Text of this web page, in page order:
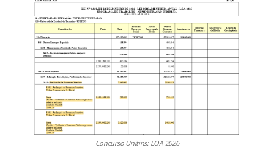
Concurso Unitins: LOA 2026